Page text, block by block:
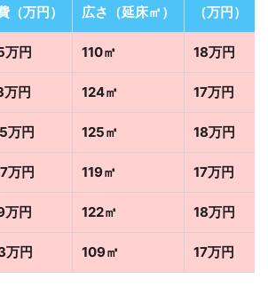
（万円）
広さ（延床㎡）
（万円）
万円 110㎡ 18万円
万円 124㎡ 17万円
万円 125㎡ 18万円
万円 119㎡ 17万円
万円 122㎡ 18万円
万円 109㎡ 17万円